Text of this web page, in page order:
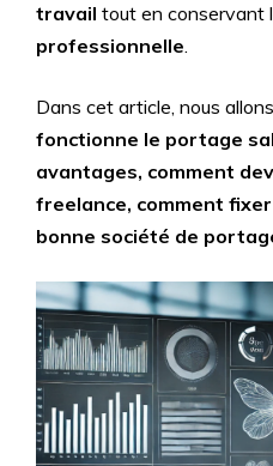
travail tout en conservant
professionnelle.
Dans cet article, nous
fonctionne le portage
avantages, comment
freelance, comment
bonne société de